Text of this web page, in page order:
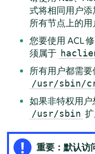
式将相同用户
所有节点上的用
您要使用 ACL
须属于
所有用户都需
/usr/sbin/
如果非特权用
/usr/sbin
重要：默认访